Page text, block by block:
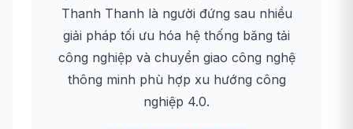
Thanh Thanh là người đứng sau nhiều
giải pháp tối ưu hóa hệ thống băng tải
công nghiệp và chuyển giao công nghệ
thông minh phù hợp xu hướng công
nghiệp 4.0.